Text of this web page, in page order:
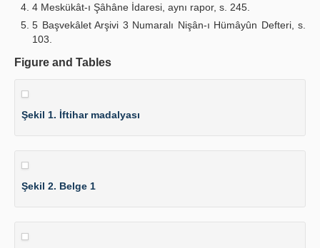
4 Meskükât-ı Şâhâne İdaresi, aynı rapor, s. 245.
5 Başvekâlet Arşivi 3 Numaralı Nişân-ı Hümâyûn Defteri, s.
103.
Figure and Tables
Şekil 1. İftihar madalyası
Şekil 2. Belge 1